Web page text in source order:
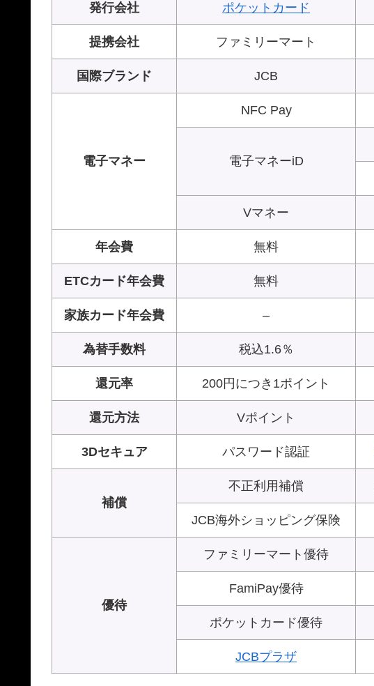
発行会社 ポケットカード
提携会社 ファミリーマート
国際ブランド JCB
電子マネー
NFC Pay
電子マネーiD
Vマネー
年会費 無料
ETCカード年会費 無料
家族カード年会費 –
為替手数料 税込1.6％
還元率 200円につき1ポイント
還元方法 Vポイント
3Dセキュア パスワード認証
補償
不正利用補償
JCB海外ショッピング保険
優待
ファミリーマート優待
FamiPay優待
ポケットカード優待
JCBプラザ